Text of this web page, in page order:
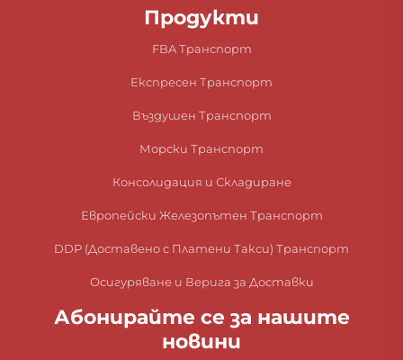
Продукти
FBA Транспорт
Експресен Транспорт
Въздушен Транспорт
Морски Транспорт
Консолидация и Складиране
Европейски Железопътен Транспорт
DDP (Доставено с Платени Такси) Транспорт
Осигуряване и Верига за Доставки
Абонирайте се за нашите
новини